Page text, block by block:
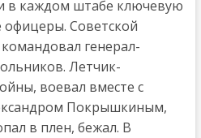
в каждом штабе ключевую
офицеры. Советской
генерал-
Летчик-
воевал вместе с
Покрышкиным,
в плен, бежал. В